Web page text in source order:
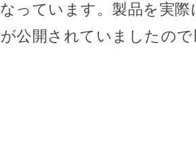
っています。製品を実
公開されていましたの